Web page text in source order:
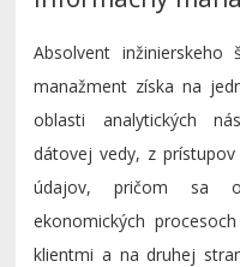
Absolvent inžinierskeho
manažment získa na
oblasti analytických
dátovej vedy, z
údajov, pričom sa
ekonomických
klientmi a na druhej